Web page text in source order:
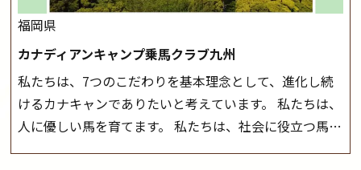
福岡県
カナディアンキャンプ乗馬クラブ九州
私たちは、7つのこだわりを基本理念として、進化し続
けるカナキャンでありたいと考えています。 私たちは、
人に優しい馬を育てます。 私たちは、社会に役立つ馬を